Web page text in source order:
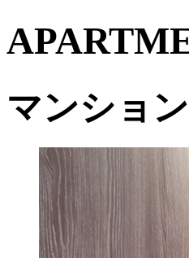
マンショ